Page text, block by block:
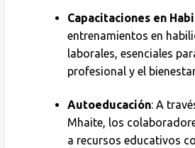
Capacitaciones en
entrenamientos en
laborales, esenciales
profesional y el
Autoeducación: A
Mhaite, los
a recursos educativos